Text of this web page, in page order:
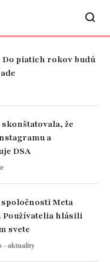
piatich rokov budú
a
DSA
Používatelia hlásili
svete
- aktuality